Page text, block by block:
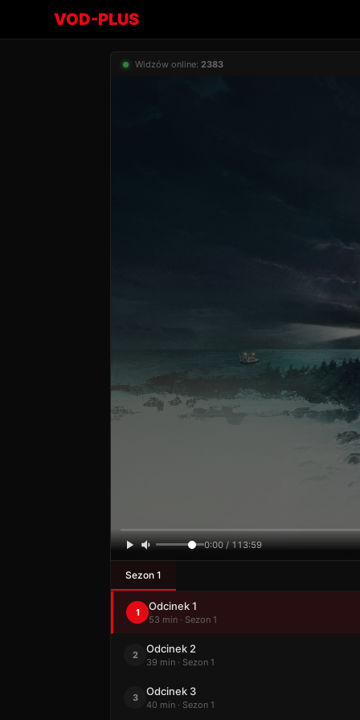
VOD-PLUS
Widzów online: 2383
0:00 / 113:59
Sezon 1
1 Odcinek 1
53 min · Sezon 1
2 Odcinek 2
39 min · Sezon 1
3 Odcinek 3
40 min · Sezon 1